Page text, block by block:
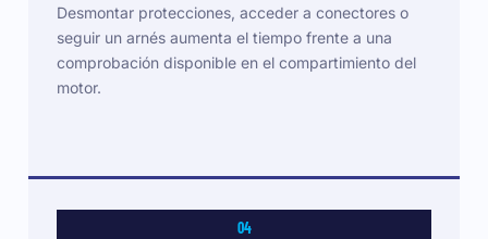
Desmontar protecciones, acceder a conectores o
seguir un arnés aumenta el tiempo frente a una
comprobación disponible en el compartimiento del
motor.
04